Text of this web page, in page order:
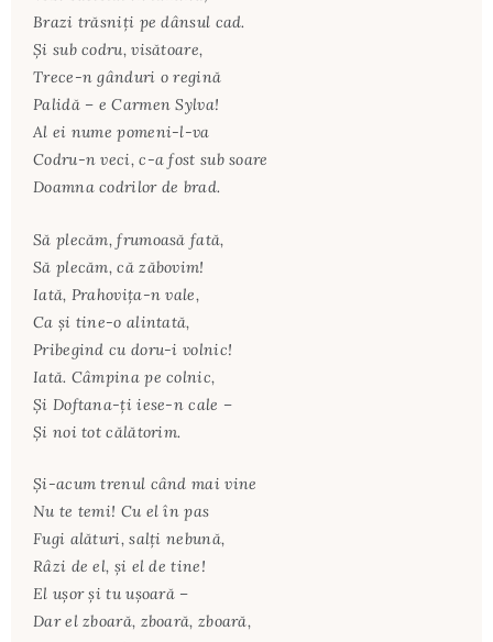
Brazi trăsniţi pe dânsul cad.
Şi sub codru, visătoare,
Trece-n gânduri o regină
Palidă – e Carmen Sylva!
Al ei nume pomeni-l-va
Codru-n veci, c-a fost sub soare
Doamna codrilor de brad.
Să plecăm, frumoasă fată,
Să plecăm, că zăbovim!
Iată, Prahoviţa-n vale,
Ca şi tine-o alintată,
Pribegind cu doru-i volnic!
Iată. Câmpina pe colnic,
Şi Doftana-ţi iese-n cale –
Şi noi tot călătorim.
Şi-acum trenul când mai vine
Nu te temi! Cu el în pas
Fugi alături, salţi nebună,
Râzi de el, şi el de tine!
El uşor şi tu uşoară –
Dar el zboară, zboară, zboară,